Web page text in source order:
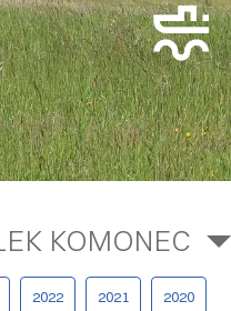
KOMONEC
2022 2021 2020